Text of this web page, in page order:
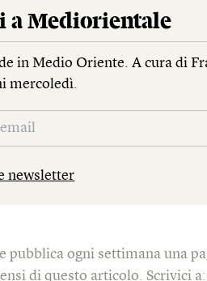
a Mediorientale
in Medio Oriente. A cura di
mercoledì.
newsletter
pubblica ogni settimana una
di questo articolo. Scrivici